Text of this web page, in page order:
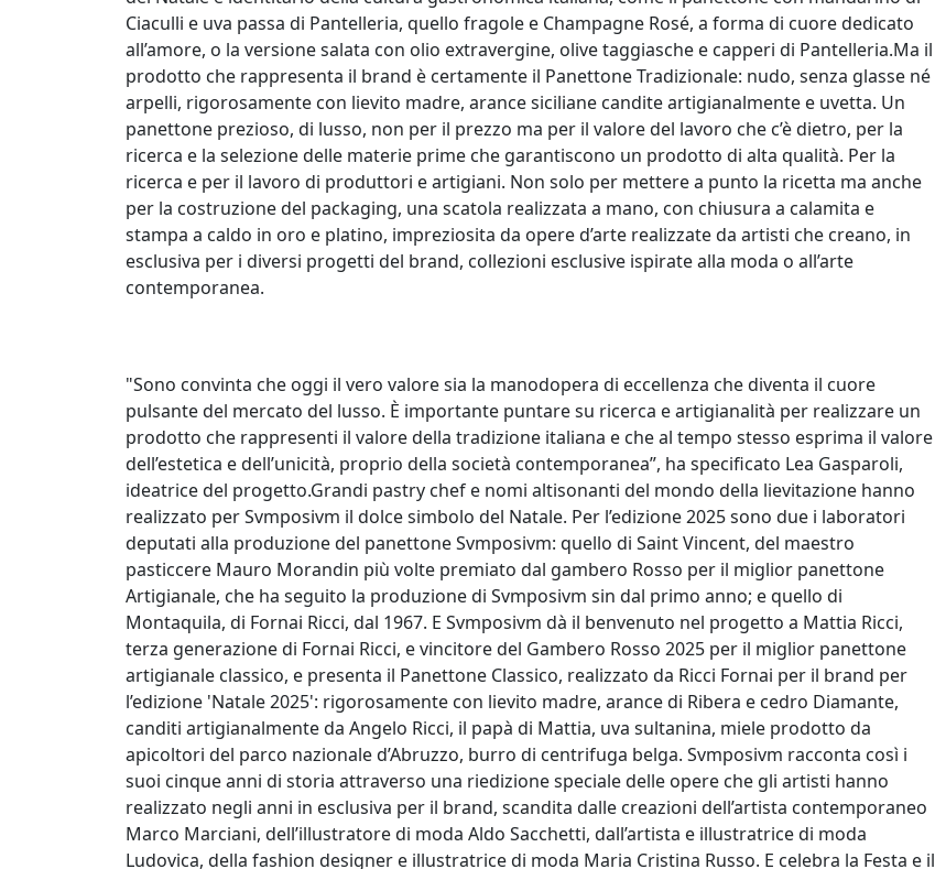
Ciaculli e uva passa di Pantelleria, quello fragole e Champagne Rosé, a forma di cuore dedicato
all’amore, o la versione salata con olio extravergine, olive taggiasche e capperi di Pantelleria.Ma il
prodotto che rappresenta il brand è certamente il Panettone Tradizionale: nudo, senza glasse né
arpelli, rigorosamente con lievito madre, arance siciliane candite artigianalmente e uvetta. Un
panettone prezioso, di lusso, non per il prezzo ma per il valore del lavoro che c’è dietro, per la
ricerca e la selezione delle materie prime che garantiscono un prodotto di alta qualità. Per la
ricerca e per il lavoro di produttori e artigiani. Non solo per mettere a punto la ricetta ma anche
per la costruzione del packaging, una scatola realizzata a mano, con chiusura a calamita e
stampa a caldo in oro e platino, impreziosita da opere d’arte realizzate da artisti che creano, in
esclusiva per i diversi progetti del brand, collezioni esclusive ispirate alla moda o all’arte
contemporanea.
"Sono convinta che oggi il vero valore sia la manodopera di eccellenza che diventa il cuore
pulsante del mercato del lusso. È importante puntare su ricerca e artigianalità per realizzare un
prodotto che rappresenti il valore della tradizione italiana e che al tempo stesso esprima il valore
dell’estetica e dell’unicità, proprio della società contemporanea”, ha specificato Lea Gasparoli,
ideatrice del progetto.Grandi pastry chef e nomi altisonanti del mondo della lievitazione hanno
realizzato per Svmposivm il dolce simbolo del Natale. Per l’edizione 2025 sono due i laboratori
deputati alla produzione del panettone Svmposivm: quello di Saint Vincent, del maestro
pasticcere Mauro Morandin più volte premiato dal gambero Rosso per il miglior panettone
Artigianale, che ha seguito la produzione di Svmposivm sin dal primo anno; e quello di
Montaquila, di Fornai Ricci, dal 1967. E Svmposivm dà il benvenuto nel progetto a Mattia Ricci,
terza generazione di Fornai Ricci, e vincitore del Gambero Rosso 2025 per il miglior panettone
artigianale classico, e presenta il Panettone Classico, realizzato da Ricci Fornai per il brand per
l’edizione 'Natale 2025': rigorosamente con lievito madre, arance di Ribera e cedro Diamante,
canditi artigianalmente da Angelo Ricci, il papà di Mattia, uva sultanina, miele prodotto da
apicoltori del parco nazionale d’Abruzzo, burro di centrifuga belga. Svmposivm racconta così i
suoi cinque anni di storia attraverso una riedizione speciale delle opere che gli artisti hanno
realizzato negli anni in esclusiva per il brand, scandita dalle creazioni dell’artista contemporaneo
Marco Marciani, dell’illustratore di moda Aldo Sacchetti, dall’artista e illustratrice di moda
Ludovica, della fashion designer e illustratrice di moda Maria Cristina Russo. E celebra la Festa e il